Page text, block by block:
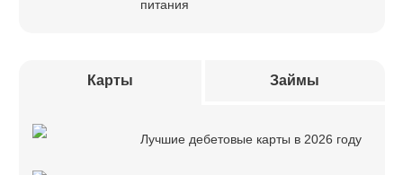
питания
Карты Займы
Лучшие дебетовые карты в 2026 году